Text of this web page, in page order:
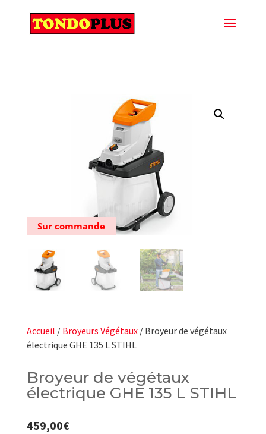
Sur commande
Accueil / Broyeurs Végétaux/ Broyeur de végétaux
électrique GHE 135 L STIHL
Broyeur de végétaux
électrique GHE 135 L STIHL
459,00€